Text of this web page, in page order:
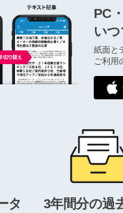
PC
い
紙面と
ご利用
タ 3年間分の過